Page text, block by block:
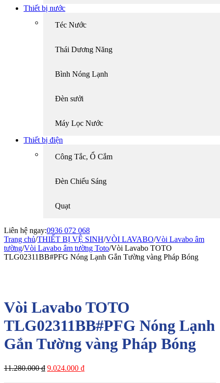
Thiết bị nước
Téc Nước
Thái Dương Năng
Bình Nóng Lạnh
Đèn sưởi
Máy Lọc Nước
Thiết bị điện
Công Tắc, Ổ Cắm
Đèn Chiếu Sáng
Quạt
Liên hệ ngay:0936 072 068
Trang chủ/THIẾT BỊ VỆ SINH/VÒI LAVABO/Vòi Lavabo âm
tường/Vòi Lavabo âm tường Toto/Vòi Lavabo TOTO
TLG02311BB#PFG Nóng Lạnh Gắn Tường vàng Pháp Bóng
Vòi Lavabo TOTO
TLG02311BB#PFG Nóng Lạnh
Gắn Tường vàng Pháp Bóng
11.280.000₫ Giá
9.024.000 ₫Giá